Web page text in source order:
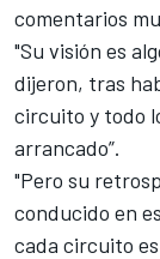
comentarios
"Su visión es
dijeron, tras
circuito y todo
arrancado”.
"Pero su
conducido en
cada circuito